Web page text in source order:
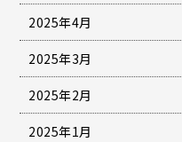
2025年4月
2025年3月
2025年2月
2025年1月